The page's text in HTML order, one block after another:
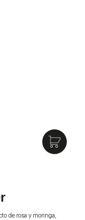
de rosa y moringa,